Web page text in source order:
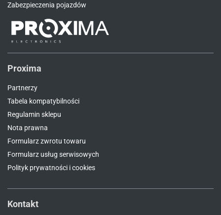
Zabezpieczenia pojazdów
Proxima
Partnerzy
Tabela kompatybilności
Regulamin sklepu
Nota prawna
Formularz zwrotu towaru
Formularz usług serwisowych
Polityk prywatności i cookies
Kontakt